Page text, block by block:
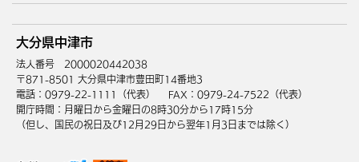
健康・医療 障がい・福祉
高齢・介護
サイトマップ
庁舎地図 組織案内
中津市へのアクセス
大分県中津市
法人番号 2000020442038
〒871-8501 大分県中津市豊田町14番地3
電話：0979-22-1111（代表）
FAX：0979-24-7522（代表）
開庁時間：月曜日から金曜日の8時30分から17時15分
（但し、国民の祝日及び12月29日から翌年1月3日までは除く）